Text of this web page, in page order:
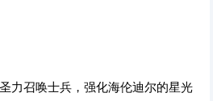
力召唤士兵，强化海伦迪尔的星光